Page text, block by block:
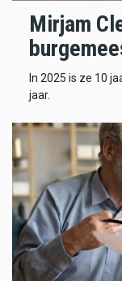
Mirjam
In 2025 is ze 10
jaar.